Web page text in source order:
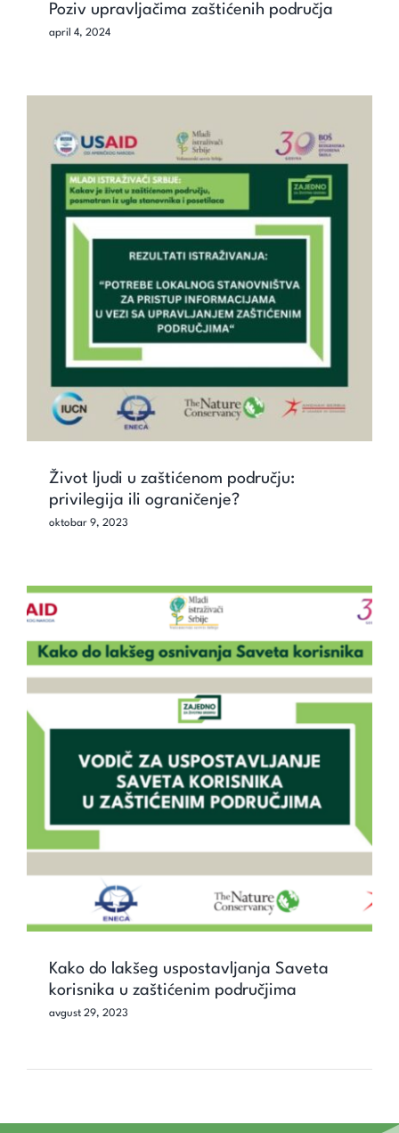
Poziv upravljačima zaštićenih područja
april 4, 2024
Život ljudi u zaštićenom području:
privilegija ili ograničenje?
Život ljudi u zaštićenom području:
privilegija ili ograničenje?
oktobar 9, 2023
Kako do lakšeg uspostavljanja Saveta
korisnika u zaštićenim područjima
Kako do lakšeg uspostavljanja Saveta
korisnika u zaštićenim područjima
avgust 29, 2023